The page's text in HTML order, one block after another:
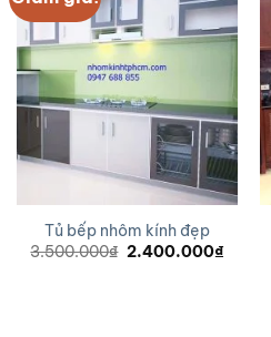
Tủ bếp nhôm kính đẹp
3.500.000₫ Giá
2.400.000₫Giá